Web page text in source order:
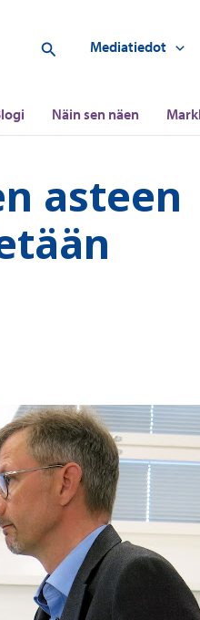
Hae Mediatiedot
Näin sen näen
asteen